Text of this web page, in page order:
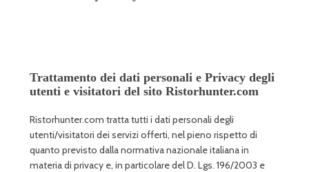
Trattamento dei dati personali e Privacy degli
utenti e visitatori del sito Ristorhunter.com
Ristorhunter.com tratta tutti i dati personali degli
utenti/visitatori dei servizi offerti, nel pieno rispetto di
quanto previsto dalla normativa nazionale italiana in
materia di privacy e, in particolare del D. Lgs. 196/2003 e